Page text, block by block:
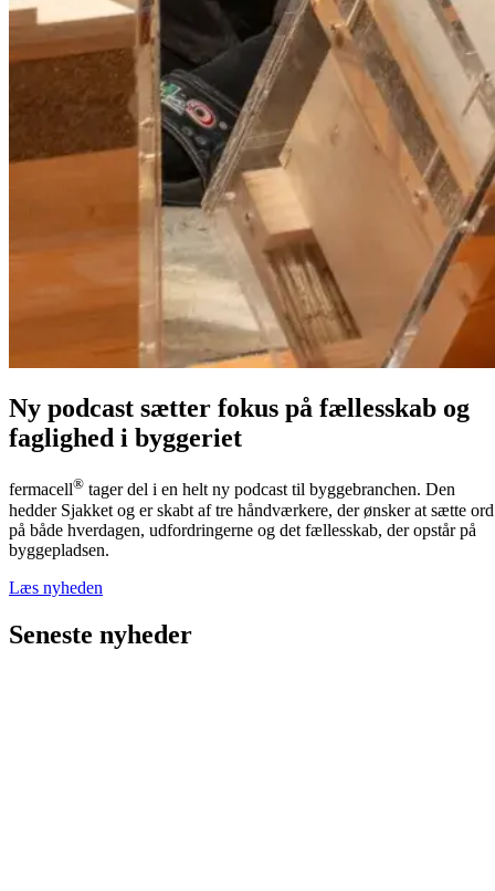
Ny podcast sætter fokus på fællesskab og
faglighed i byggeriet
fermacell® tager del i en helt ny podcast til byggebranchen. Den
hedder Sjakket og er skabt af tre håndværkere, der ønsker at sætte ord
på både hverdagen, udfordringerne og det fællesskab, der opstår på
byggepladsen.
Læs nyheden
Seneste nyheder